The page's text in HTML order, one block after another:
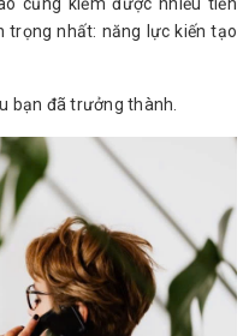
trọng nhất: năng lực kiến tạo
bạn đã trưởng thành.